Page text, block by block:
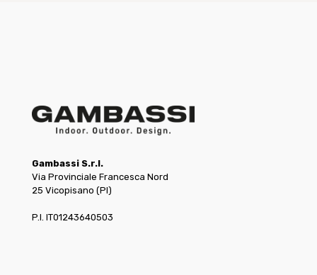
Gambassi S.r.l.
Via Provinciale Francesca Nord
25 Vicopisano (PI)
P.I. IT01243640503